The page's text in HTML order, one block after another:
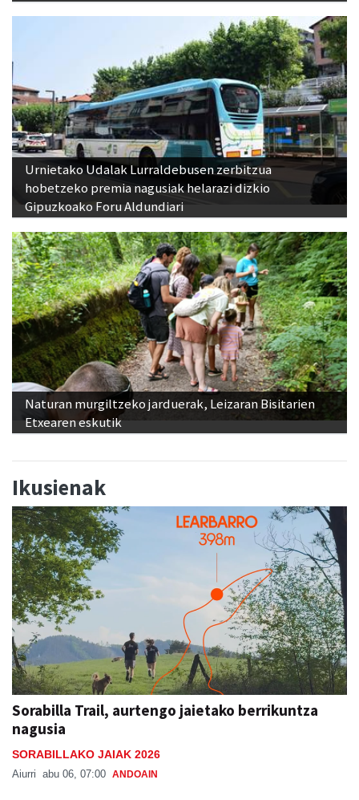
Urnietako Udalak Lurraldebusen zerbitzua
hobetzeko premia nagusiak helarazi dizkio
Gipuzkoako Foru Aldundiari
Naturan murgiltzeko jarduerak, Leizaran Bisitarien
Etxearen eskutik
Ikusienak
Sorabilla Trail, aurtengo jaietako berrikuntza
nagusia
SORABILLAKO JAIAK 2026
Aiurri abu 06, 07:00 ANDOAIN